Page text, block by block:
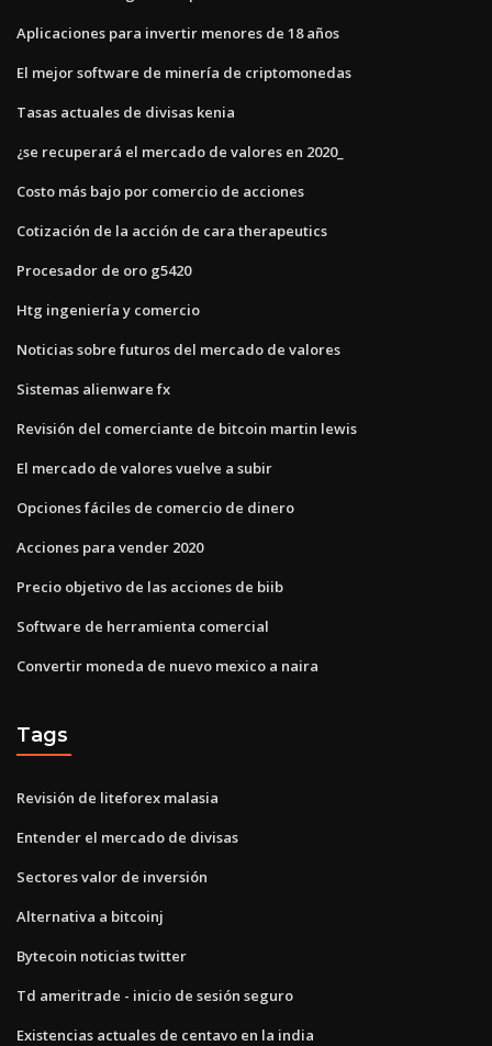
Aplicaciones para invertir menores de 18 años
El mejor software de minería de criptomonedas
Tasas actuales de divisas kenia
¿se recuperará el mercado de valores en 2020_
Costo más bajo por comercio de acciones
Cotización de la acción de cara therapeutics
Procesador de oro g5420
Htg ingeniería y comercio
Noticias sobre futuros del mercado de valores
Sistemas alienware fx
Revisión del comerciante de bitcoin martin lewis
El mercado de valores vuelve a subir
Opciones fáciles de comercio de dinero
Acciones para vender 2020
Precio objetivo de las acciones de biib
Software de herramienta comercial
Convertir moneda de nuevo mexico a naira
Tags
Revisión de liteforex malasia
Entender el mercado de divisas
Sectores valor de inversión
Alternativa a bitcoinj
Bytecoin noticias twitter
Td ameritrade - inicio de sesión seguro
Existencias actuales de centavo en la india